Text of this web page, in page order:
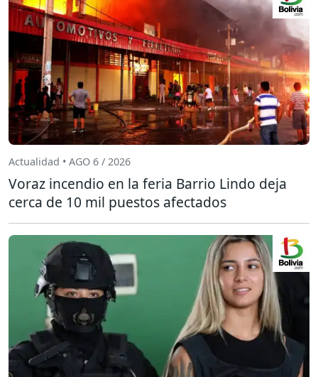
Actualidad • AGO 6 / 2026
Voraz incendio en la feria Barrio Lindo deja
cerca de 10 mil puestos afectados